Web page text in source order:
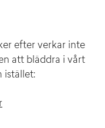
efter verkar inte
att bläddra i vårt
istället: